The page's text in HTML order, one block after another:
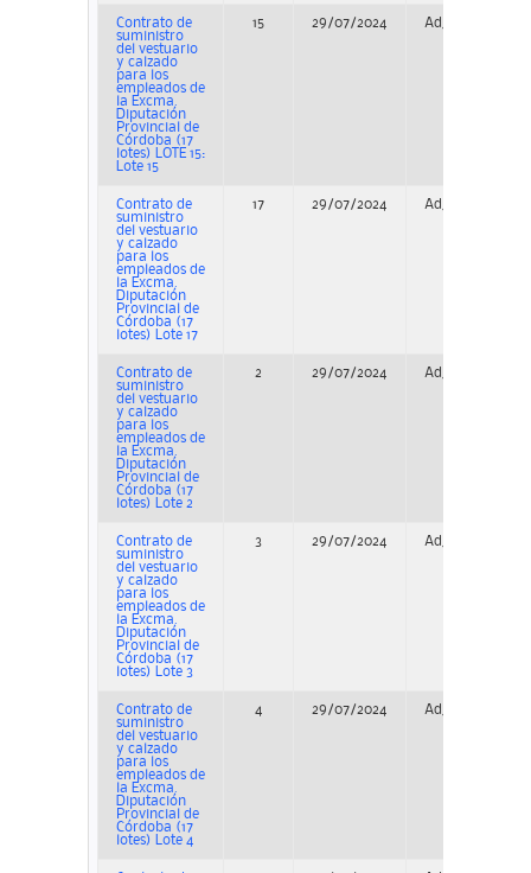
Contrato de
suministro
del vestuario
y calzado
para los
empleados de
la Excma.
Diputación
Provincial de
Córdoba (17
lotes) LOTE 15:
Lote 15
15 29/07/2024 Adjudicación
Contrato de
suministro
del vestuario
y calzado
para los
empleados de
la Excma.
Diputación
Provincial de
Córdoba (17
lotes) Lote 17
17 29/07/2024 Adjudicación
Contrato de
suministro
del vestuario
y calzado
para los
empleados de
la Excma.
Diputación
Provincial de
Córdoba (17
lotes) Lote 2
2 29/07/2024 Adjudicación
Contrato de
suministro
del vestuario
y calzado
para los
empleados de
la Excma.
Diputación
Provincial de
Córdoba (17
lotes) Lote 3
3 29/07/2024 Adjudicación
Contrato de
suministro
del vestuario
y calzado
para los
empleados de
la Excma.
Diputación
Provincial de
Córdoba (17
lotes) Lote 4
4 29/07/2024 Adjudicación